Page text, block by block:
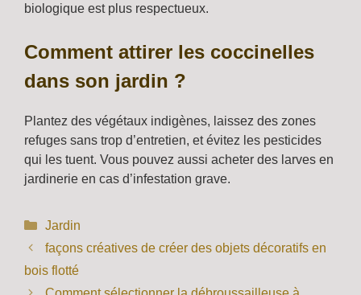
biologique est plus respectueux.
Comment attirer les coccinelles
dans son jardin ?
Plantez des végétaux indigènes, laissez des zones
refuges sans trop d’entretien, et évitez les pesticides
qui les tuent. Vous pouvez aussi acheter des larves en
jardinerie en cas d’infestation grave.
Catégories
Jardin
façons créatives de créer des objets décoratifs en
bois flotté